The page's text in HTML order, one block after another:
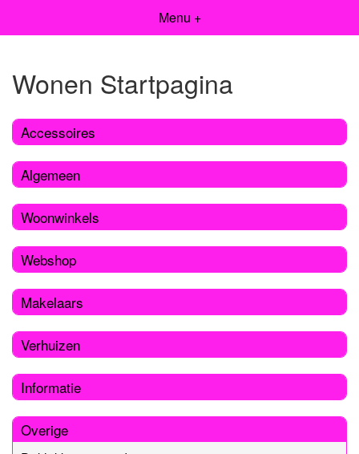
Menu +
Wonen Startpagina
Accessoires
Algemeen
Woonwinkels
Webshop
Makelaars
Verhuizen
Informatie
Overige